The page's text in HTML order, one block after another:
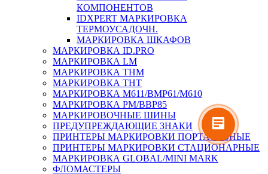
КОМПОНЕНТОВ
IDXPERT МАРКИРОВКА
ТЕРМОУСАДОЧН.
МАРКИРОВКА ШКАФОВ
МАРКИРОВКА ID.PRO
МАРКИРОВКА LM
МАРКИРОВКА THM
МАРКИРОВКА THT
МАРКИРОВКА M611/BMP61/M610
МАРКИРОВКА PM/BBP85
МАРКИРОВОЧНЫЕ ШИНЫ
ПРЕДУПРЕЖДАЮЩИЕ ЗНАКИ
ПРИНТЕРЫ МАРКИРОВКИ ПОРТАТИВНЫЕ
ПРИНТЕРЫ МАРКИРОВКИ СТАЦИОНАРНЫЕ
МАРКИРОВКА GLOBAL/MINI MARK
ФЛОМАСТЕРЫ